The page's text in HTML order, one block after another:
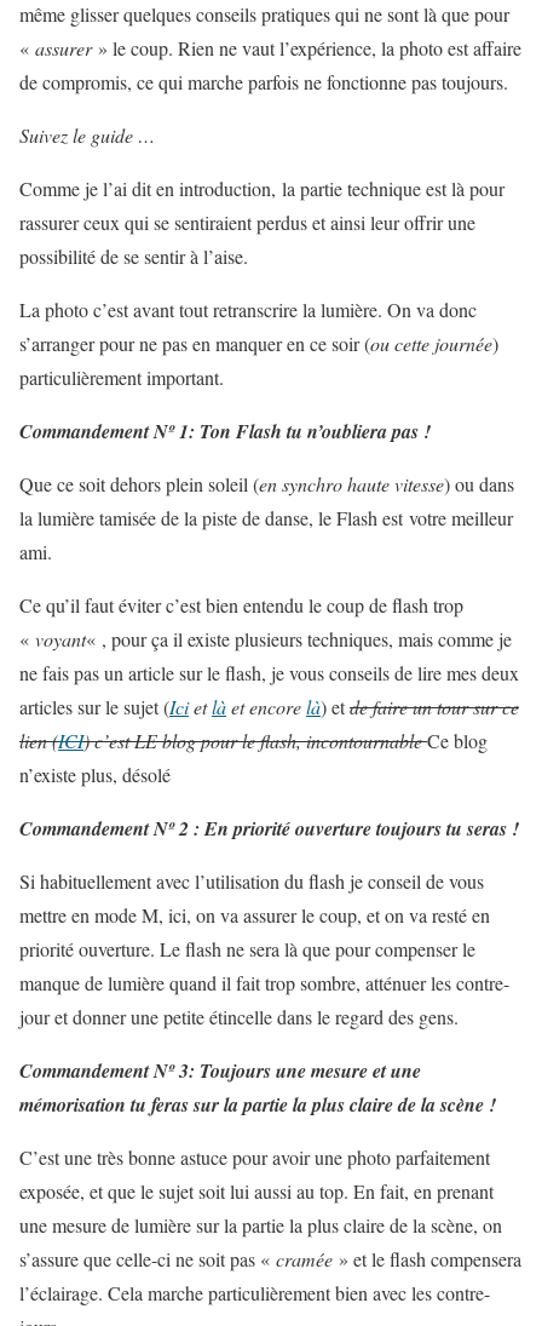
même glisser quelques conseils pratiques qui ne sont là que pour
« assurer» le coup. Rien ne vaut l’expérience, la photo est affaire
de compromis, ce qui marche parfois ne fonctionne pas toujours.
Suivez le guide …
Comme je l’ai dit en introduction, la partie technique est là pour
rassurer ceux qui se sentiraient perdus et ainsi leur offrir une
possibilité de se sentir à l’aise.
La photo c’est avant tout retranscrire la lumière. On va donc
s’arranger pour ne pas en manquer en ce soir (ou cette journée)
particulièrement important.
Commandement Nº 1: Ton Flash tu n’oubliera pas !
Que ce soit dehors plein soleil (en synchro haute vitesse) ou dans
la lumière tamisée de la piste de danse, le Flash est votre meilleur
ami.
Ce qu’il faut éviter c’est bien entendu le coup de flash trop
« voyant« , pour ça il existe plusieurs techniques, mais comme je
ne fais pas un article sur le flash, je vous conseils de lire mes deux
articles sur le sujet (Icietlàet encorelà) etde faire un tour sur ce
lien (ICI) c’est LE blog pour le flash, incontournableCe blog
n’existe plus, désolé
Commandement Nº 2 : En priorité ouverture toujours tu seras !
Si habituellement avec l’utilisation du flash je conseil de vous
mettre en mode M, ici, on va assurer le coup, et on va resté en
priorité ouverture. Le flash ne sera là que pour compenser le
manque de lumière quand il fait trop sombre, atténuer les contre-
jour et donner une petite étincelle dans le regard des gens.
Commandement Nº 3: Toujours une mesure et une
mémorisation tu feras sur la partie la plus claire de la scène !
C’est une très bonne astuce pour avoir une photo parfaitement
exposée, et que le sujet soit lui aussi au top. En fait, en prenant
une mesure de lumière sur la partie la plus claire de la scène, on
s’assure que celle-ci ne soit pas « cramée » et le flash compensera
l’éclairage. Cela marche particulièrement bien avec les contre-